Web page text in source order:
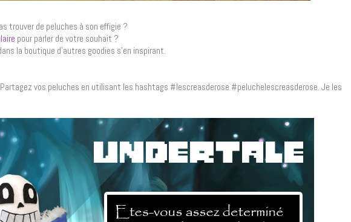
trouver de peluches à son effigie ?
pour parler de votre souhait ?
la boutique d’autres goodies s’en inspirant.
vos peluches en utilisant les hashtags #lescreasderose #peluchelescreasderose. Je les